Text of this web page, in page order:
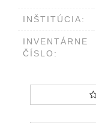
INŠTITÚCIA:
INVENTÁRNE
ČÍSLO: